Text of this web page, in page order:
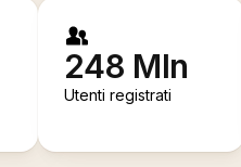
248 Mln
Utenti registrati